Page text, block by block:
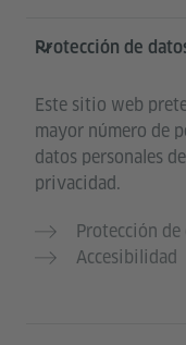
Protección de
Este sitio web
mayor número de
datos personales
privacidad.
Protección
Accesibilidad